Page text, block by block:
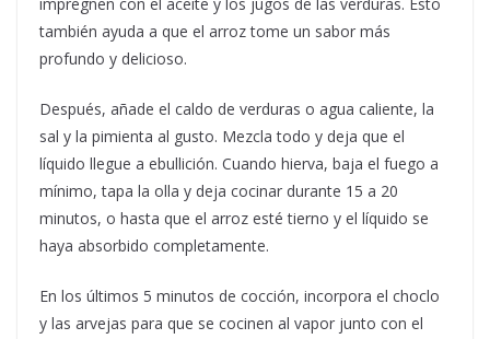
también ayuda a que el arroz tome un sabor más
profundo y delicioso.
Después, añade el caldo de verduras o agua caliente, la
sal y la pimienta al gusto. Mezcla todo y deja que el
líquido llegue a ebullición. Cuando hierva, baja el fuego a
mínimo, tapa la olla y deja cocinar durante 15 a 20
minutos, o hasta que el arroz esté tierno y el líquido se
haya absorbido completamente.
En los últimos 5 minutos de cocción, incorpora el choclo
y las arvejas para que se cocinen al vapor junto con el